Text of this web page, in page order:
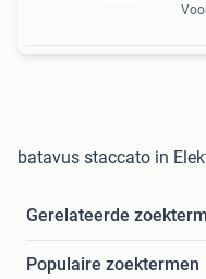
batavus staccato in
Gerelateerde
Populaire zoektermen